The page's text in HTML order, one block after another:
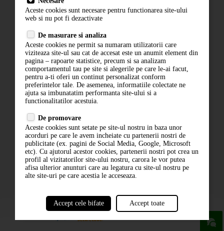
Contact
Politica de confidentialitate
ANPC
ABONARE LA NEWSLETTER
ABONARE
Aceste cookies sunt necesare pentru functionarea site-ului
web si nu pot fi dezactivate
De masurare si analiza
Aceste cookies ne permit sa numaram utilizatorii care
viziteaza site-ul sau cat de accesat este un anumit element din
pagina – rapoarte statistice, precum si sa analizam
comportamentul tau pe site si alegerile pe care le-ai facut,
pentru a-ti oferi un continut personalizat conform
preferintelor tale. De asemenea, informatiile colectate ne
ajuta sa imbunatatim performanta site-ului si a
functionalitatilor acestuia.
De promovare
Aceste cookies sunt setate pe site-ul nostru in baza unor
acorduri pe care le avem incheiate cu partenerii nostri de
publicitate (ex. pagini de Social Media, Google, Microsoft
etc). Cu ajutorul acestor cookies, partenerii nostri pot crea un
profil al vizitatorilor site-ului nostru, carora le vor putea
afisa ulterior anunturi care au legatura cu site-ul nostru pe
alte site-uri pe care acestia le acceseaza.
Accept cele bifate Accept toate